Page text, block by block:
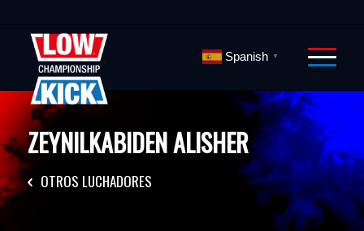
ZEYNILKABIDEN ALISHER
OTROS LUCHADORES
Spanish ▼